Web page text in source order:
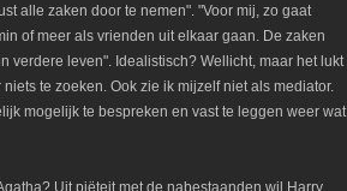
alle zaken door te nemen". "Voor mij, zo gaat
of meer als vrienden uit elkaar gaan. De zaken
verdere leven". Idealistisch? Wellicht, maar het lukt
te zoeken. Ook zie ik mijzelf niet als mediator.
mogelijk te bespreken en vast te leggen weer wat
Uit piëteit met de nabestaanden wil Harry